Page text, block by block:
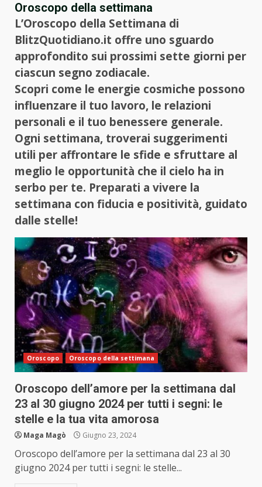
Oroscopo della settimana
L’Oroscopo della Settimana di
BlitzQuotidiano.it offre uno sguardo
approfondito sui prossimi sette giorni per
ciascun segno zodiacale.
Scopri come le energie cosmiche possono
influenzare il tuo lavoro, le relazioni
personali e il tuo benessere generale.
Ogni settimana, troverai suggerimenti
utili per affrontare le sfide e sfruttare al
meglio le opportunità che il cielo ha in
serbo per te. Preparati a vivere la
settimana con fiducia e positività, guidato
dalle stelle!
Oroscopo Oroscopo della settimana
Oroscopo dell’amore per la settimana dal
23 al 30 giugno 2024 per tutti i segni: le
stelle e la tua vita amorosa
Maga Magò Giugno 23, 2024
Oroscopo dell’amore per la settimana dal 23 al 30
giugno 2024 per tutti i segni: le stelle...